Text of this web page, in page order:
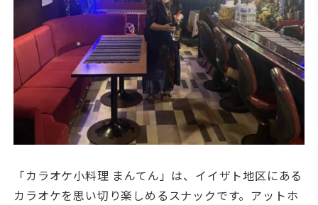
「カラオケ小料理 まんてん」は、イイザト地区にある
カラオケを思い切り楽しめるスナックです。アットホ